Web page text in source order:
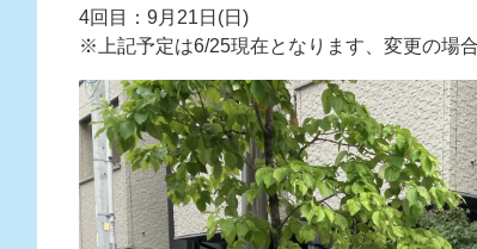
4回目：9月21日(日)
※上記予定は6/25現在となります、変更の場